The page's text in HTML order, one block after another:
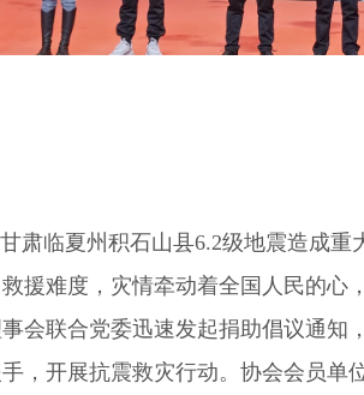
肃临夏州积石山县6.2级地震造成
援难度，灾情牵动着全国人民的心
会联合党委迅速发起捐助倡议通知
，开展抗震救灾行动。协会会员单